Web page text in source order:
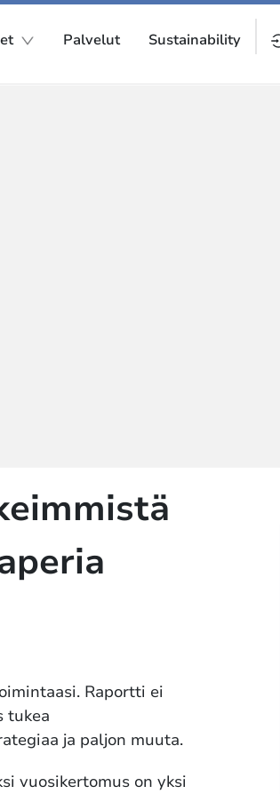
Palvelut Sustainability
Raportti ei
tukea
ja paljon muuta.
vuosikertomus on yksi